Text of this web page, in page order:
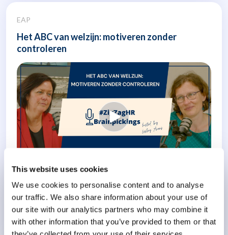
This website uses cookies
We use cookies to personalise content and to analyse
our traffic. We also share information about your use of
our site with our analytics partners who may combine it
with other information that you’ve provided to them or that
EAP
Het ABC van welzijn: motiveren zonder
controleren
In deze aflevering van #ZigZagHR Brainpickings gaan we in
gesprek..